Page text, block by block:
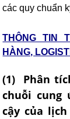
các quy chuẩn
THÔNG TIN
HÀNG,
(1) Phân
chuỗi cung
cậy của